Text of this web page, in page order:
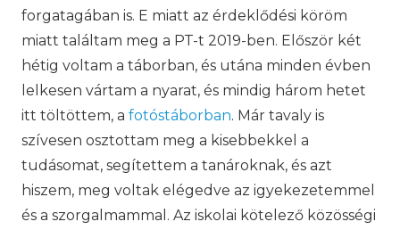
forgatagában is. E miatt az érdeklődési köröm
miatt találtam meg a PT-t 2019-ben. Először két
hétig voltam a táborban, és utána minden évben
lelkesen vártam a nyarat, és mindig három hetet
itt töltöttem, a fotóstáborban. Már tavaly is
szívesen osztottam meg a kisebbekkel a
tudásomat, segítettem a tanároknak, és azt
hiszem, meg voltak elégedve az igyekezetemmel
és a szorgalmammal. Az iskolai kötelező közösségi